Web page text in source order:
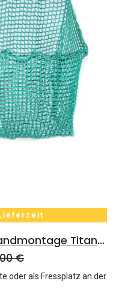
XXL Heunetz Fresstand-Wandmontage Titan 45mm Maschenweite - eXtraStark 6mm Gewebe - 220x80x100cm
€
oder als Fressplatz an der